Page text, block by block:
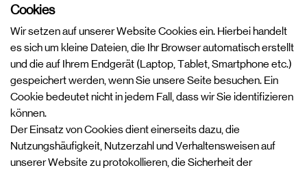
Cookies
Wir setzen auf unserer Website Cookies ein. Hierbei handelt
es sich um kleine Dateien, die Ihr Browser automatisch erstellt
und die auf Ihrem Endgerät (Laptop, Tablet, Smartphone etc.)
gespeichert werden, wenn Sie unsere Seite besuchen. Ein
Cookie bedeutet nicht in jedem Fall, dass wir Sie identifizieren
können.
Der Einsatz von Cookies dient einerseits dazu, die
Nutzungshäufigkeit, Nutzerzahl und Verhaltensweisen auf
unserer Website zu protokollieren, die Sicherheit der